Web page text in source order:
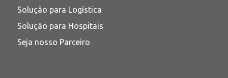
Solução para Logística
Solução para Hospitais
Seja nosso Parceiro